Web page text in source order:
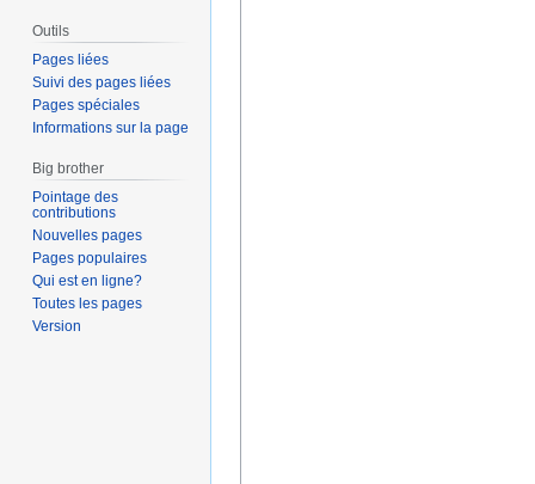
Outils
Pages liées
Suivi des pages liées
Pages spéciales
Informations sur la page
Big brother
Pointage des
contributions
Nouvelles pages
Pages populaires
Qui est en ligne?
Toutes les pages
Version